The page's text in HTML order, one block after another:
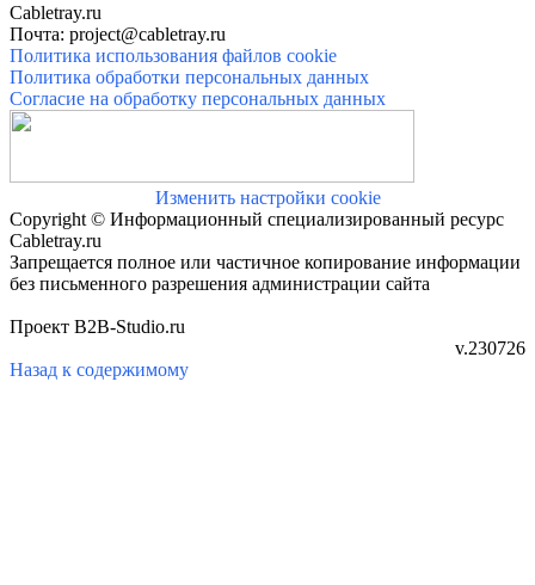
Cabletray.ru
Почта: project@cabletray.ru
Политика использования файлов cookie
Политика обработки персональных данных
Согласие на обработку персональных данных
Изменить настройки cookie
Copyright © Информационный специализированный ресурс
Cabletray.ru
Запрещается полное или частичное копирование информации
без письменного разрешения администрации сайта
Проект B2B-Studio.ru
v.230726
Назад к содержимому